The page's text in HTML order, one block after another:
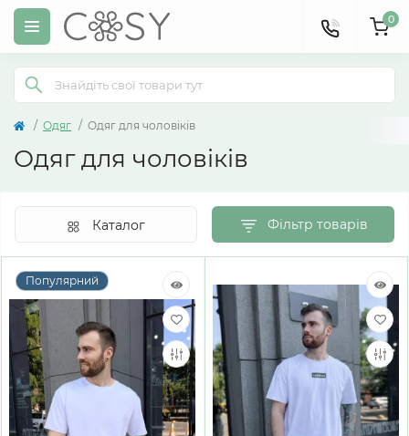
0
Одяг Одяг для чоловіків
Одяг для чоловіків
Фільтр товарів
Каталог
Популярний